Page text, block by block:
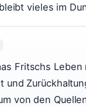
vieles im
Fritschs
und
von den